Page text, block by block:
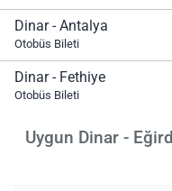
Dinar - Antalya
Otobüs Bileti
Dinar - Fethiye
Otobüs Bileti
Uygun Dinar -